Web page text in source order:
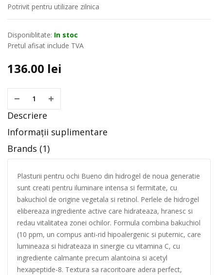
Potrivit pentru utilizare zilnica
Disponiblitate: In stoc
Pretul afisat include TVA
136.00 lei
Descriere
Informații suplimentare
Brands (1)
Plasturii pentru ochi Bueno din hidrogel de noua generatie
sunt creati pentru iluminare intensa si fermitate, cu
bakuchiol de origine vegetala si retinol. Perlele de hidrogel
elibereaza ingrediente active care hidrateaza, hranesc si
redau vitalitatea zonei ochilor. Formula combina bakuchiol
(10 ppm, un compus anti-rid hipoalergenic si puternic, care
lumineaza si hidrateaza in sinergie cu vitamina C, cu
ingrediente calmante precum alantoina si acetyl
hexapeptide-8. Textura sa racoritoare adera perfect,